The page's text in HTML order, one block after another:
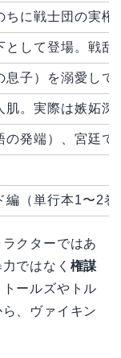
ちに戦士団の実権
として登場。戦
息子）を溺愛して
肌。実際は嫉妬
の発端）、宮廷
編（単行本1〜2
クターではあ
ではなく 権謀
トールズやトル
、ヴァイキン